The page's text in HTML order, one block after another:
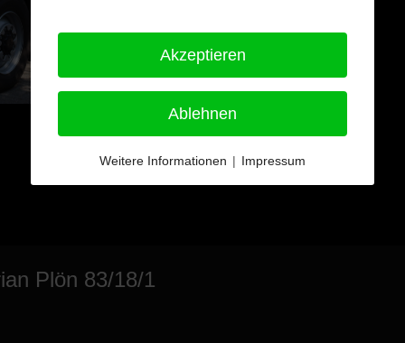
Plön 83/18/1
Akzeptieren
Ablehnen
Weitere Informationen | Impressum